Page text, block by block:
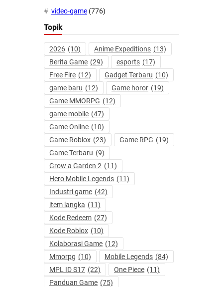
video-game (776)
Topik
2026 (10) Anime Expeditions (13)
Berita Game (29) esports (17)
Free Fire (12) Gadget Terbaru (10)
game baru (12) Game horor (19)
Game MMORPG (12)
game mobile (47)
Game Online (10)
Game Roblox (23) Game RPG (19)
Game Terbaru (9)
Grow a Garden 2 (11)
Hero Mobile Legends (11)
Industri game (42)
item langka (11)
Kode Redeem (27)
Kode Roblox (10)
Kolaborasi Game (12)
Mmorpg (10) Mobile Legends (84)
MPL ID S17 (22) One Piece (11)
Panduan Game (75)